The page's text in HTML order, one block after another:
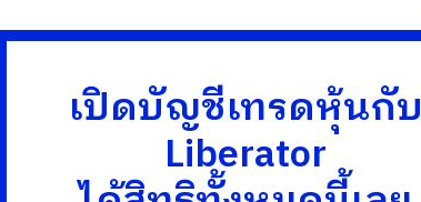
เปิดบัญชีเทรดหุ้นกับ
Liberator